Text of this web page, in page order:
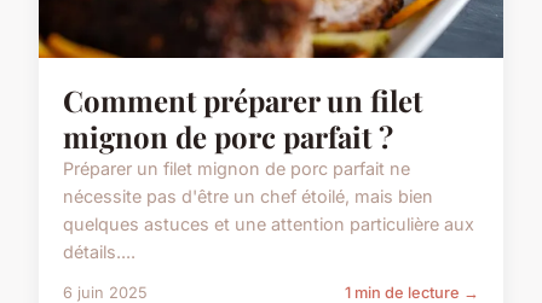
Comment préparer un filet
mignon de porc parfait ?
Préparer un filet mignon de porc parfait ne
nécessite pas d'être un chef étoilé, mais bien
quelques astuces et une attention particulière aux
détails....
6 juin 2025 1 min de lecture →